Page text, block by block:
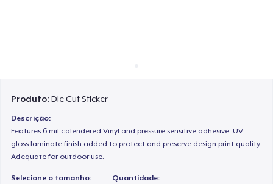
Produto:Die Cut Sticker
Descrição:
Features 6 mil calendered Vinyl and pressure sensitive adhesive. UV
gloss laminate finish added to protect and preserve design print quality.
Adequate for outdoor use.
Selecione o tamanho: Quantidade: